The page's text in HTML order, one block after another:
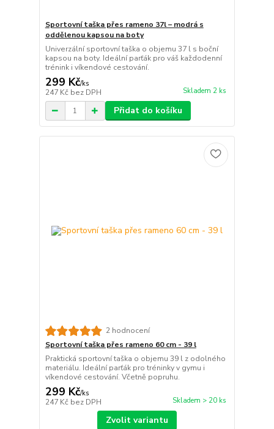
Sportovní taška přes rameno 37l – modrá s
oddělenou kapsou na boty
Univerzální sportovní taška o objemu 37 l s boční
kapsou na boty. Ideální parťák pro váš každodenní
trénink i víkendové cestování.
299 Kč/ks
247 Kč bez DPH Skladem 2 ks
Přidat do košíku
2 hodnocení
Sportovní taška přes rameno 60 cm - 39 l
Praktická sportovní taška o objemu 39 l z odolného
materiálu. Ideální parťák pro tréninky v gymu i
víkendové cestování. Včetně popruhu.
299 Kč/ks
247 Kč bez DPH Skladem > 20 ks
Zvolit variantu